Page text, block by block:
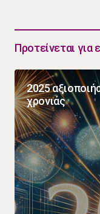
Προτείνεται για
2025
χρονιάς